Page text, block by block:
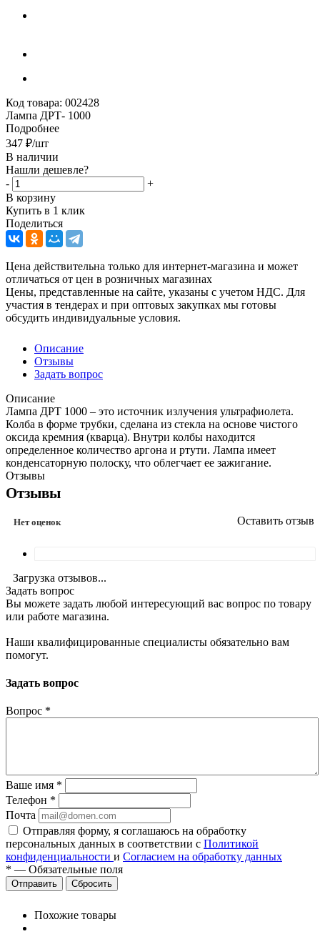
Код товара: 002428
Лампа ДРТ- 1000
Подробнее
347 ₽/шт
В наличии
Нашли дешевле?
-
+
В корзину
Купить в 1 клик
Поделиться
Цена действительна только для интернет-магазина и может
отличаться от цен в розничных магазинах
Цены, представленные на сайте, указаны с учетом НДС. Для
участия в тендерах и при оптовых закупках мы готовы
обсудить индивидуальные условия.
Описание
Отзывы
Задать вопрос
Описание
Лампа ДРТ 1000 – это источник излучения ультрафиолета.
Колба в форме трубки, сделана из стекла на основе чистого
оксида кремния (кварца). Внутри колбы находится
определенное количество аргона и ртути. Лампа имеет
конденсаторную полоску, что облегчает ее зажигание.
Отзывы
Отзывы
Нет оценок Оставить отзыв
Загрузка отзывов...
Задать вопрос
Вы можете задать любой интересующий вас вопрос по товару
или работе магазина.
Наши квалифицированные специалисты обязательно вам
помогут.
Задать вопрос
Вопрос *
Ваше имя *
Телефон *
Почта
Отправляя форму, я соглашаюсь на обработку
персональных данных в соответствии с Политикой
конфиденциальности и Согласием на обработку данных
* — Обязательные поля
Сбросить
Похожие товары